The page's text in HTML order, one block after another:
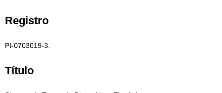
Registro
PI-0703019-3.
Título